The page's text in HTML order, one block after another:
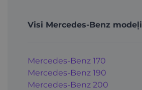
Visi Mercedes-Benz modeļi
Mercedes-Benz 170
Mercedes-Benz 190
Mercedes-Benz 200